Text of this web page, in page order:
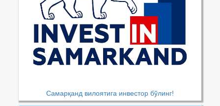
Самарқанд вилоятига инвестор бўлинг!